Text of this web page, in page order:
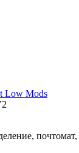
Low Mods
почтомат,